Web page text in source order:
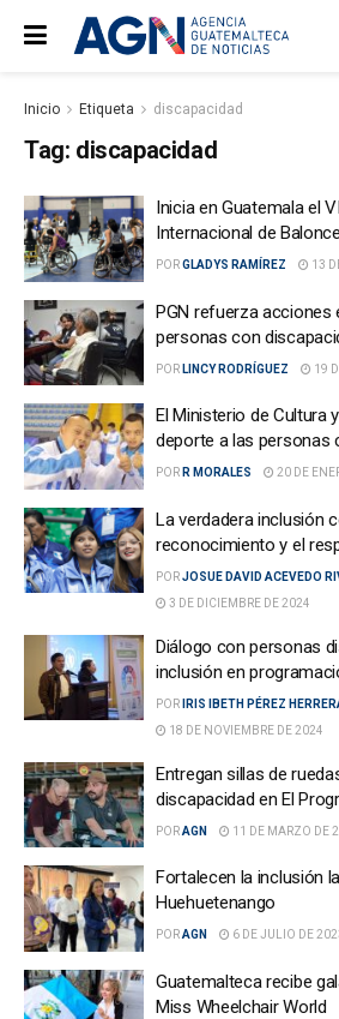
Inicio Etiqueta discapacidad
Tag: discapacidad
Inicia en Guatemala el
Internacional de
PORGLADYS RAMÍREZ 13
PGN refuerza acciones
personas con
POR LINCY RODRÍGUEZ 19
El Ministerio de Cultura
deporte a las personas
POR R MORALES 20 DE
La verdadera inclusión
reconocimiento y el
PORJOSUE DAVID ACEVEDO
3 DE DICIEMBRE DE 2024
Diálogo con personas
inclusión en
POR
IRIS IBETH PÉREZ
18 DE NOVIEMBRE DE 2024
Entregan sillas de
discapacidad en El
PORAGN 11 DE MARZO DE
Fortalecen la inclusión
Huehuetenango
PORAGN 6 DE JULIO DE
Guatemalteca recibe
Miss Wheelchair World